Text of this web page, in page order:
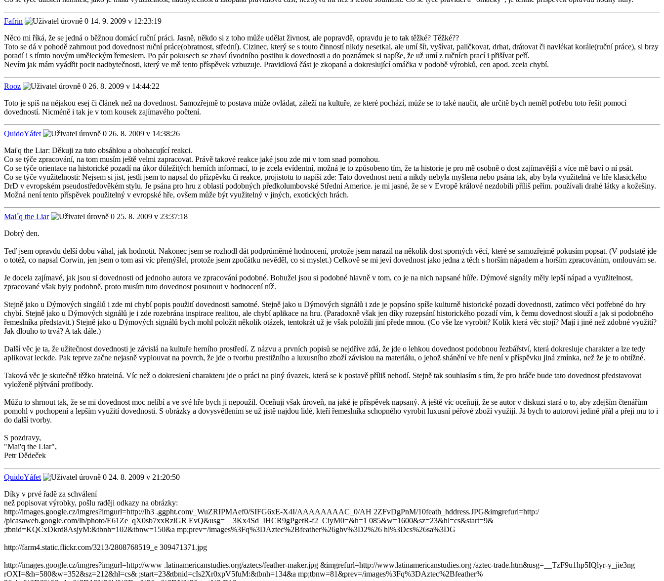
Fafrin
14. 9. 2009 v 12:23:19
Něco mi říká, že se jedná o běžnou domácí ruční práci. Jasně, někdo si z toho může udělat živnost, ale popravdě, opravdu je to tak těžké? Těžké??
Toto se dá v pohodě zahrnout pod dovednost ruční práce(obratnost, střední). Cizinec, který se s touto činností nikdy nesetkal, ale umí šít, vyšívat, paličkovat, drhat, drátovat či navlékat korále(ruční práce), si brzy
poradí i s tímto novým uměleckým řemeslem. Po pár pokusech se zbaví úvodního postihu k dovednosti a do poznámek si napíše, že už umí z ručních prací i přišívat peří.
Nevím jak mám vyádřit pocit nadbytečnosti, který ve mě tento příspěvek vzbuzuje. Pravidlová část je zkopaná a dokreslující omáčka v podobě výrobků, cen apod. zcela chybí.
Rooz
26. 8. 2009 v 14:44:22
Toto je spíš na nějakou esej či článek než na dovednost. Samozřejmě to postava může ovládat, záleží na kultuře, ze které pochází, může se to také naučit, ale určitě bych neměl potřebu toto řešit pomocí
dovedností. Nicméně i tak je v tom kousek zajímavého počtení.
QuidoYáfet
26. 8. 2009 v 14:38:26
Mai'q the Liar: Děkuji za tuto obsáhlou a obohacující reakci.
Co se týče zpracování, na tom musím ještě velmi zapracovat. Právě takové reakce jaké jsou zde mi v tom snad pomohou.
Co se týče orientace na historické pozadí na úkor důležitých herních informací, to je zcela evídentní, možná je to způsobeno tím, že ta historie je pro mě osobně o dost zajímavější a více mě baví o ní psát.
Co se týče využitelnosti: Nejsem si jist, jestli jsem to napsal do přízpěvku či reakce, projistotu to napíši zde: Tato dovednost není a nikdy nebyla myšlena nebo psána tak, aby byla využitelná ve hře klasického
DrD v evropském pseudostředověkém stylu. Je psána pro hru z oblastí podobných předkolumbovské Střední Americe. je mi jasné, že se v Evropě králové nezdobili příliš peřím. používali drahé látky a kožešiny.
Možná není tento příspěvek použitelný v evropské hře, ovšem může být využitelný v jiných, exotických hrách.
Mai´q the Liar
25. 8. 2009 v 23:37:18
Dobrý den.
Teď jsem opravdu delší dobu váhal, jak hodnotit. Nakonec jsem se rozhodl dát podprůměrné hodnocení, protože jsem narazil na několik dost sporných věcí, které se samozřejmě pokusím popsat. (V podstatě jde
o totéž, co napsal Corwin, jen jsem o tom asi víc přemýšlel, protože jsem zpočátku nevěděl, co si myslet.) Celkově se mi jeví dovednost jako jedna z těch s horším nápadem a horším zpracováním, omlouvám se.
Je docela zajímavé, jak jsou si dovednosti od jednoho autora ve zpracování podobné. Bohužel jsou si podobné hlavně v tom, co je na nich napsané hůře. Dýmové signály měly lepší nápad a využitelnost,
zpracované však byly podobně, proto musím tuto dovednost posunout v hodnocení níž.
Stejně jako u Dýmových singálů i zde mi chybí popis použití dovednosti samotné. Stejně jako u Dýmových signálů i zde je popsáno spíše kulturně historické pozadí dovednosti, zatímco věci potřebné do hry
chybí. Stejně jako u Dýmových signálů je i zde rozebrána inspirace realitou, ale chybí aplikace na hru. (Paradoxně však jen díky rozepsání historického pozadí vím, k čemu dovednost slouží a jak si podobného
řemeslníka představit.) Stejně jako u Dýmových signálů bych mohl položit několik otázek, tentokrát už je však položili jiní přede mnou. (Co vše lze vyrobit? Kolik která věc stojí? Mají i jiné než zdobné využití?
Jak dlouho to trvá? A tak dále.)
Další věc je ta, že užitečnost dovednosti je závislá na kultuře herního prostředí. Z názvu a prvních popisů se nejdříve zdá, že jde o lehkou dovednost podobnou řezbářství, která dokresluje charakter a lze tedy
aplikovat leckde. Pak teprve začne nejasně vyplouvat na povrch, že jde o tvorbu prestižního a luxusního zboží závislou na materiálu, o jehož shánění ve hře není v příspěvku jiná zmínka, než že je to obtížné.
Taková věc je skutečně těžko hratelná. Víc než o dokreslení charakteru jde o práci na plný úvazek, která se k postavě příliš nehodí. Stejně tak souhlasím s tím, že pro hráče bude tato dovednost představovat
vyloženě plýtvání profibody.
Můžu to shrnout tak, že se mi dovednost moc nelíbí a ve své hře bych ji nepoužil. Oceňuji však úroveň, na jaké je příspěvek napsaný. A ještě víc oceňuji, že se autor v diskuzi stará o to, aby zdejším čtenářům
pomohl v pochopení a lepším využití dovednosti. S obrázky a dovysvětlením se už jistě najdou lidé, kteří řemeslníka schopného vyrobit luxusní péřové zboží využijí. Já bych to autorovi jedině přál a přeji mu to i
do další tvorby.
S pozdravy,
"Mai'q the Liar",
Petr Dědeček
QuidoYáfet
24. 8. 2009 v 21:20:50
Díky v prvé řadě za schválení
než popisovat výrobky, pošlu raději odkazy na obrázky:
http://images.google.cz/imgres?imgurl=http://lh3 .ggpht.com/_WuZRIPMAef0/SIFG6xE-X4I/AAAAAAAAC_0/AH 2ZFvDgPnM/10feath_hddress.JPG&imgrefurl=http:/
/picasaweb.google.com/lh/photo/E61Ze_qX0sb7xxRzlGR EvQ&usg=__3Kx4Sd_IHCR9gPgetR-f2_CiyM0=&h=1 085&w=1600&sz=23&hl=cs&start=9&
;tbnid=KQCxDkrd8AsjyM:&tbnh=102&tbnw=150&a mp;prev=/images%3Fq%3DAztec%2Bfeather%26gbv%3D2%26 hl%3Dcs%26sa%3DG
http://farm4.static.flickr.com/3213/2808768519_e 309471371.jpg
http://images.google.cz/imgres?imgurl=http://www .latinamericanstudies.org/aztecs/feather-maker.jpg &imgrefurl=http://www.latinamericanstudies.org /aztec-trade.htm&usg=__TzF9u1hp5IQlyr-y_jie3ng
rOXI=&h=580&w=352&sz=212&hl=cs& ;start=23&tbnid=cIs2Xr0xpV5fuM:&tbnh=134&a mp;tbnw=81&prev=/images%3Fq%3DAztec%2Bfeather%